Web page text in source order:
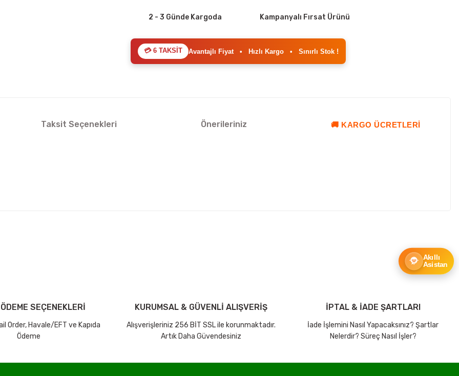
2 - 3 Günde Kargoda Kampanyalı Fırsat Ürünü
💳 6 TAKSİT Avantajlı Fiyat • Hızlı Kargo • Sınırlı Stok !
Taksit Seçenekleri Önerileriniz 🚚 KARGO ÜCRETLERI
SEÇENEKLERİ
Order, Havale/EFT ve Kapıda
Ödeme
KURUMSAL & GÜVENLİ ALIŞVERİŞ
Alışverişleriniz 256 BİT SSL ile korunmaktadır.
Artık Daha Güvendesiniz
İPTAL & İADE ŞARTLARI
İade İşlemini Nasıl Yapacaksınız? Şartlar
Nelerdir? Süreç Nasıl İşler?
Akıllı
Asistan